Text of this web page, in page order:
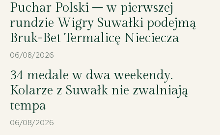
Puchar Polski – w pierwszej
rundzie Wigry Suwałki podejmą
Bruk-Bet Termalicę Nieciecza
06/08/2026
34 medale w dwa weekendy.
Kolarze z Suwałk nie zwalniają
tempa
06/08/2026